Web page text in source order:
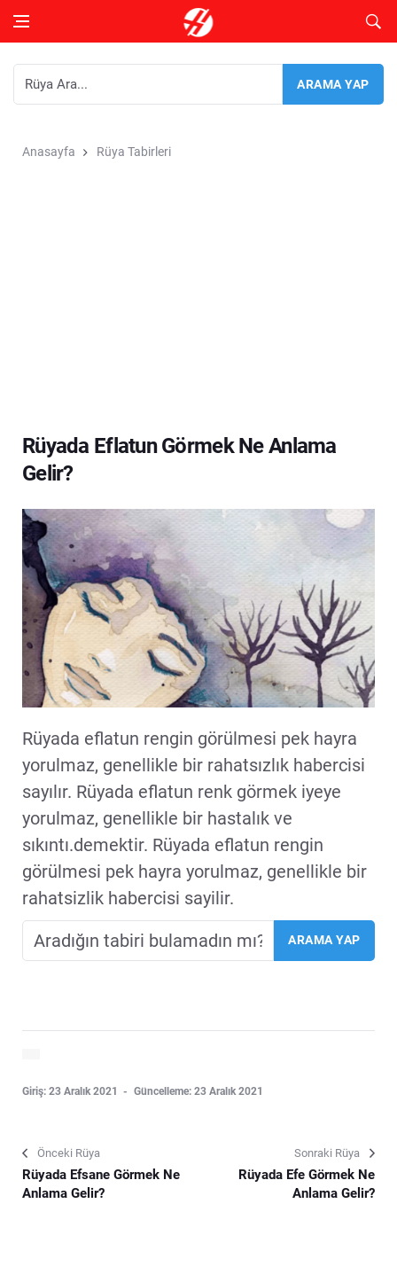
Anasayfa Rüya Tabirleri
Rüyada Eflatun Görmek Ne Anlama
Gelir?
Rüyada eflatun rengin görülmesi pek hayra
yorulmaz, genellikle bir rahatsızlık habercisi
sayılır. Rüyada eflatun renk görmek iyeye
yorulmaz, genellikle bir hastalık ve
sıkıntı.demektir. Rüyada eflatun rengin
görülmesi pek hayra yorulmaz, genellikle bir
rahatsizlik habercisi sayilir.
Giriş: 23 Aralık 2021 Güncelleme: 23 Aralık 2021
Önceki Rüya
Rüyada Efsane Görmek Ne
Anlama Gelir?
Sonraki Rüya
Rüyada Efe Görmek Ne
Anlama Gelir?